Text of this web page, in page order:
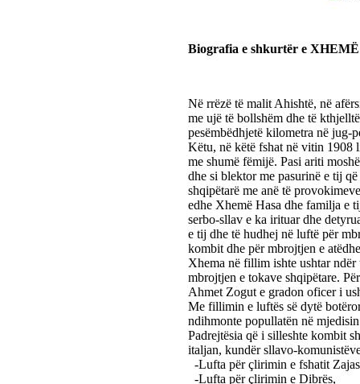
Biografia e shkurtër e
Në rrëzë të malit Ahishtë, në
me ujë të bollshëm dhe të
pesëmbëdhjetë kilometra në jug-
Këtu, në këtë fshat në vitin 1908
me shumë fëmijë. Pasi ariti
dhe si blektor me pasurinë e tij
shqipëtarë me anë të
edhe Xhemë Hasa dhe familja e
serbo-sllav e ka irituar dhe
e tij dhe të hudhej në luftë për
kombit dhe për mbrojtjen e
Xhema në fillim ishte ushtar
mbrojtjen e tokave shqipëtare.
Ahmet Zogut e gradon oficer i
Me fillimin e luftës së dytë
ndihmonte popullatën në
Padrejtësia që i silleshte kombit
italjan, kundër sllavo-
-Lufta për çlirimin e fshatit
-Lufta për çlirimin e Dibrës,